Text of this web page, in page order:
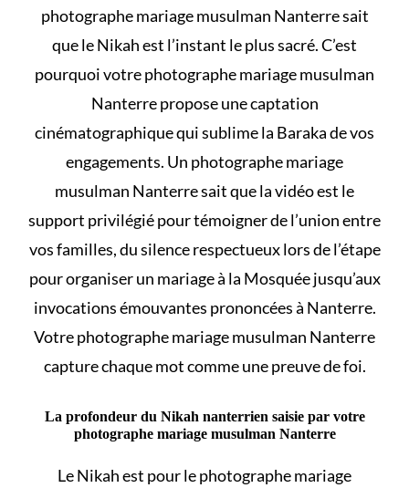
photographe mariage musulman Nanterre sait
que le Nikah est l’instant le plus sacré. C’est
pourquoi votre photographe mariage musulman
Nanterre propose une captation
cinématographique qui sublime la Baraka de vos
engagements. Un photographe mariage
musulman Nanterre sait que la vidéo est le
support privilégié pour témoigner de l’union entre
vos familles, du silence respectueux lors de l’étape
pourorganiser un mariage à la Mosquéejusqu’aux
invocations émouvantes prononcées à Nanterre.
Votre photographe mariage musulman Nanterre
capture chaque mot comme une preuve de foi.
La profondeur du Nikah nanterrien saisie par votre
photographe mariage musulman Nanterre
LeNikahest pour le photographe mariage